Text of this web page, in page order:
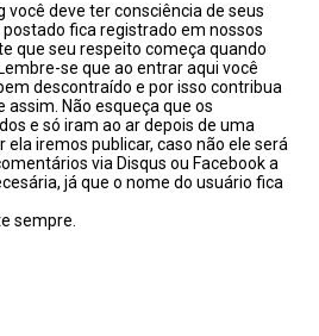
você deve ter consciência de seus
fica registrado em nossos
que seu respeito começa quando
se que ao entrar aqui você
descontraído e por isso contribua
Não esqueça que os
e só iram ao ar depois de uma
ela iremos publicar, caso não ele será
via Disqus ou Facebook a
já que o nome do usuário fica
sempre.